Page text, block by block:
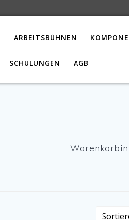
ARBEITSBÜHNEN
SCHULUNGEN AGB